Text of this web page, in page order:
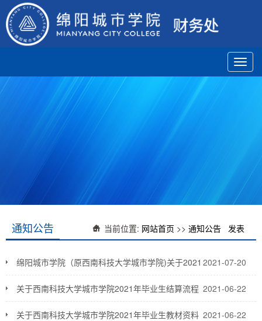
通知公告 当前位置: 网站首页 >> 通知公告 发表
2021-07-20
绵阳城市学院（原西南科技大学城市学院)关于2021
年‌新批复专业学费收费标准、住宿费收费标准及专科专业名称变更
的公示
2021-06-22
关于西南科技大学城市学院2021年毕业生结算流程
及注意事项 2021-06-22
关于西南科技大学城市学院2021年毕业生教材资料